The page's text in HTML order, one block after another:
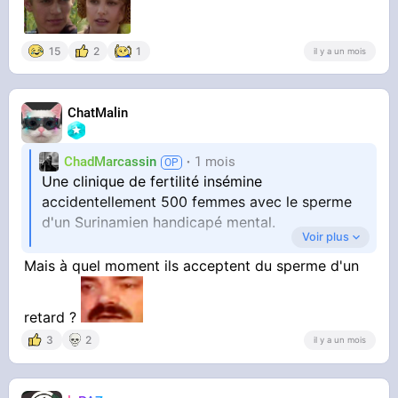
15 2 1 il y a un mois
ChatMalin
ChadMarcassin 1 mois
Une clinique de fertilité insémine
accidentellement 500 femmes avec le sperme
d'un Surinamien handicapé mental.
Une clinique de sperme privée néerlandaise a
inséminé accidentellement jusqu'à 500 femmes
avec le sperme d'un Surinamien handicapé
mental, a-t-on révélé.
La clinique a également été prise en flagrant
Voir plus
Mais à quel moment ils acceptent du sperme d'un
retard ?
3 2 il y a un mois